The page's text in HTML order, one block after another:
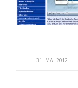
31. MAI 2012
/